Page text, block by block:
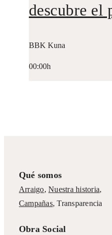
descubre el
BBK Kuna
00:00h
Qué somos
Arraigo,Nuestra historia,
Campañas, Transparencia
Obra Social